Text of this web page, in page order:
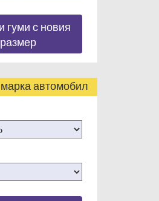
гуми с новия
размер
автомобил